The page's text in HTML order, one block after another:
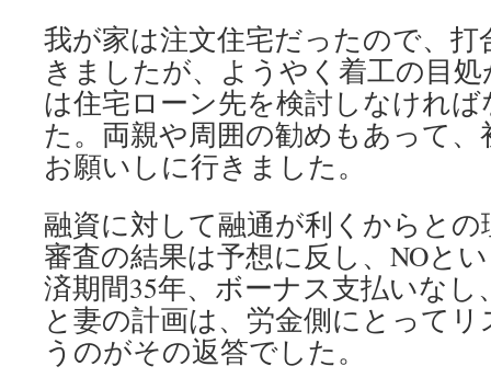
我が家は注文住宅だったので、打
きましたが、ようやく着工の目
は住宅ローン先を検討しなけれ
た。両親や周囲の勧めもあって
お願いしに行きました。
融資に対して融通が利くからと
審査の結果は予想に反し、NOと
済期間35年、ボーナス支払いな
と妻の計画は、労金側にとって
うのがその返答でした。